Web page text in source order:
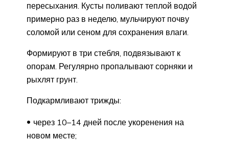
пересыхания. Кусты поливают теплой водой
примерно раз в неделю, мульчируют почву
соломой или сеном для сохранения влаги.
Формируют в три стебля, подвязывают к
опорам. Регулярно пропалывают сорняки и
рыхлят грунт.
Подкармливают трижды:
через 10–14 дней после укоренения на
новом месте;